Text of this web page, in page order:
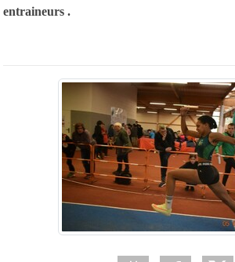
entraineurs .